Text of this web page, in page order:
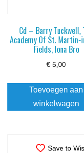
Cd – Barry Tuckwell,
Academy Of St.
Fields, Iona Bro
€ 5,00
Toevoegen aan
winkelwagen
Save to